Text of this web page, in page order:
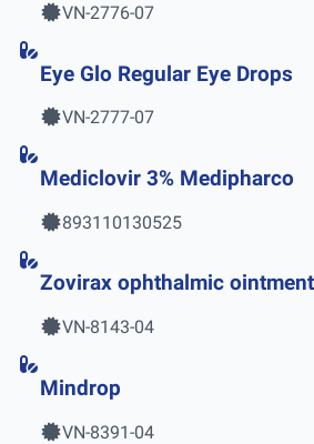
VN-2776-07
Eye Glo Regular Eye Drops
VN-2777-07
Mediclovir 3% Medipharco
893110130525
Zovirax ophthalmic ointment
VN-8143-04
Mindrop
VN-8391-04